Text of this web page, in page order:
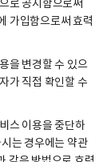
로 공지함으로써
가입함으로써 효력
을 변경할 수 있으
가 직접 확인할 수
스 이용을 중단하
는 경우에는 약관